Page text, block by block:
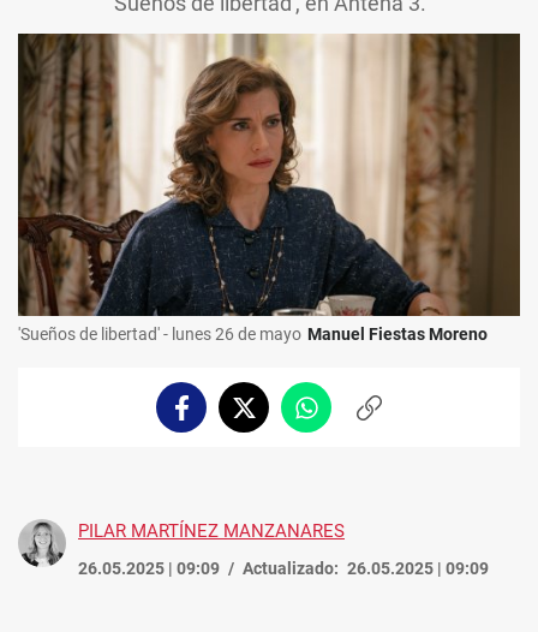
'Sueños de libertad' - lunes 26 de mayo Manuel Fiestas Moreno
FacebookTwitterWhatsappCopiar
PILAR MARTÍNEZ MANZANARES
26.05.2025 | 09:09 Actualizado: 26.05.2025 | 09:09